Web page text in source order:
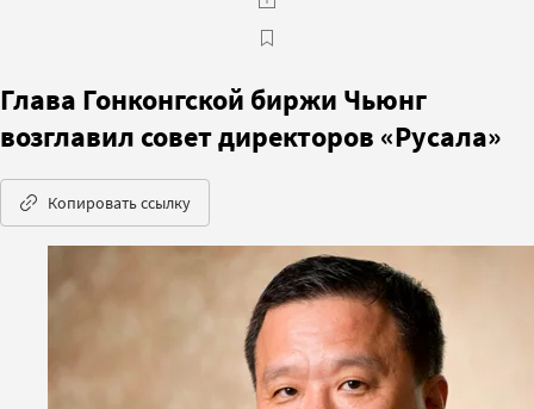
Глава Гонконгской биржи Чьюнг
возглавил совет директоров «Русала»
Копировать ссылку